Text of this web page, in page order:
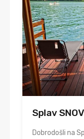
Splav
Dobrodošli na